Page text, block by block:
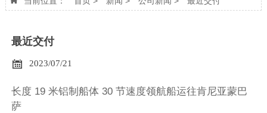
最近交付

2023/07/21
长度 19 米铝制船体 30 节速度领航船运往肯尼亚蒙巴
萨